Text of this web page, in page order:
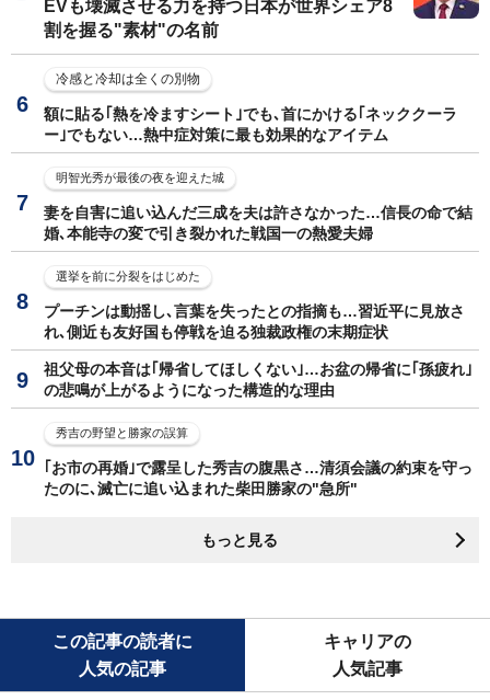
EVも壊滅させる力を持つ日本が世界シェア8
割を握る"素材"の名前
冷感と冷却は全くの別物
額に貼る｢熱を冷ますシート｣でも､首にかける｢ネッククーラ
ー｣でもない…熱中症対策に最も効果的なアイテム
明智光秀が最後の夜を迎えた城
妻を自害に追い込んだ三成を夫は許さなかった…信長の命で結
婚､本能寺の変で引き裂かれた戦国一の熱愛夫婦
選挙を前に分裂をはじめた
プーチンは動揺し､言葉を失ったとの指摘も…習近平に見放さ
れ､側近も友好国も停戦を迫る独裁政権の末期症状
祖父母の本音は｢帰省してほしくない｣…お盆の帰省に｢孫疲れ｣
の悲鳴が上がるようになった構造的な理由
秀吉の野望と勝家の誤算
｢お市の再婚｣で露呈した秀吉の腹黒さ…清須会議の約束を守っ
たのに､滅亡に追い込まれた柴田勝家の"急所"
もっと見る
この記事の読者に
人気の記事
キャリアの
人気記事